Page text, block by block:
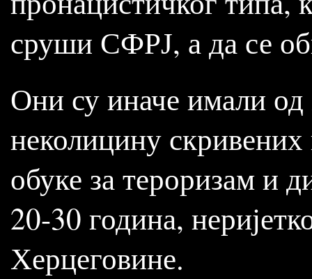
сруши СФРЈ, а да се
Они су иначе имали
неколицину
обуке за тероризам и
20-30 година,
Херцеговине.